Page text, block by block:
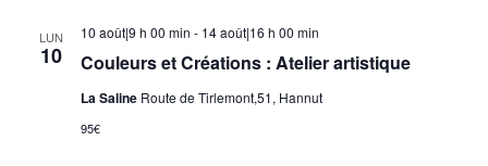
LUN
10 Couleurs et Créations : Atelier artistique
10 août|9 h 00 min - 14 août|16 h 00 min
La Saline Route de Tirlemont,51, Hannut
95€